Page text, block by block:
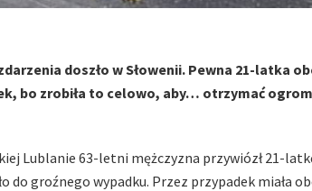
doszło w Słowenii. Pewna 21-latka
bo zrobiła to celowo, aby… otrzymać
Lublanie 63-letni mężczyzna przywiózł 21-
do groźnego wypadku. Przez przypadek miała